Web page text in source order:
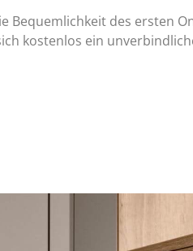
Bequemlichkeit des ersten
kostenlos ein